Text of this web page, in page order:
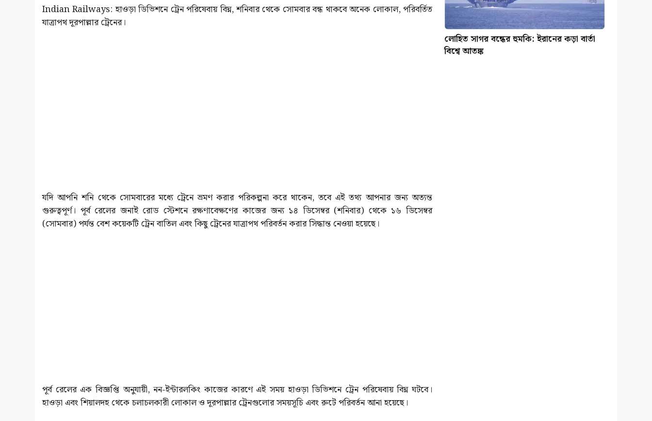
Indian Railways: হাওড়া ডিভিশনে ট্রেন পরিষেবায় বিঘ্ন, শনিবার থেকে সোমবার বন্ধ থাকবে অনেক লোকাল, পরিবর্তিত
যাত্রাপথ দূরপাল্লার ট্রেনের।
যদি আপনি শনি থেকে সোমবারের মধ্যে ট্রেনে ভ্রমণ করার পরিকল্পনা করে থাকেন, তবে এই তথ্য আপনার জন্য অত্যন্ত
গুরুত্বপূর্ণ। পূর্ব রেলের জনাই রোড স্টেশনে রক্ষণাবেক্ষণের কাজের জন্য ১৪ ডিসেম্বর (শনিবার) থেকে ১৬ ডিসেম্বর
(সোমবার) পর্যন্ত বেশ কয়েকটি ট্রেন বাতিল এবং কিছু ট্রেনের যাত্রাপথ পরিবর্তন করার সিদ্ধান্ত নেওয়া হয়েছে।
পূর্ব রেলের এক বিজ্ঞপ্তি অনুযায়ী, নন-ইন্টারলকিং কাজের কারণে এই সময় হাওড়া ডিভিশনে ট্রেন পরিষেবায় বিঘ্ন ঘটবে।
হাওড়া এবং শিয়ালদহ থেকে চলাচলকারী লোকাল ও দূরপাল্লার ট্রেনগুলোর সময়সূচি এবং রুটে পরিবর্তন আনা হয়েছে।
লোহিত সাগর বন্ধের হুমকি: ইরানের কড়া বার্তা
বিশ্বে আতঙ্ক